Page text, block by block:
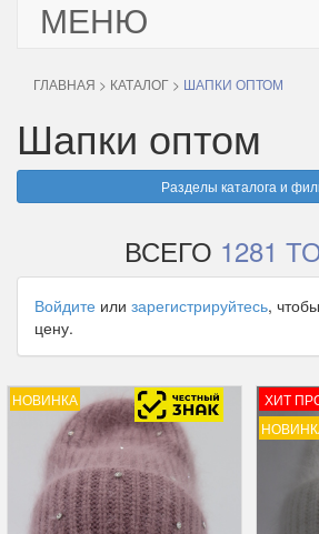
МЕНЮ
ГЛАВНАЯ > КАТАЛОГ > ШАПКИ ОПТОМ
Шапки оптом
Разделы каталога и
ВСЕГО 1281
Войдите или зарегистрируйтесь,
цену.
НОВИНКА
ХИТ